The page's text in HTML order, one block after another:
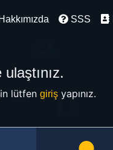
Hakkımızda SSS
lütfen girişyapınız.